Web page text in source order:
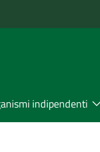
indipendenti